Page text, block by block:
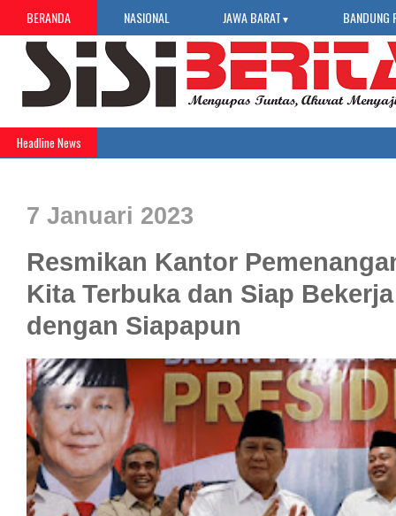
BERANDA NASIONAL JAWA BARAT ▼ BANDUNG
Headline News
7 Januari 2023
Resmikan Kantor
Kita Terbuka dan Siap
dengan Siapapun